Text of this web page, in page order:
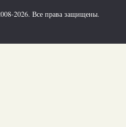
2026. Все права защищены.